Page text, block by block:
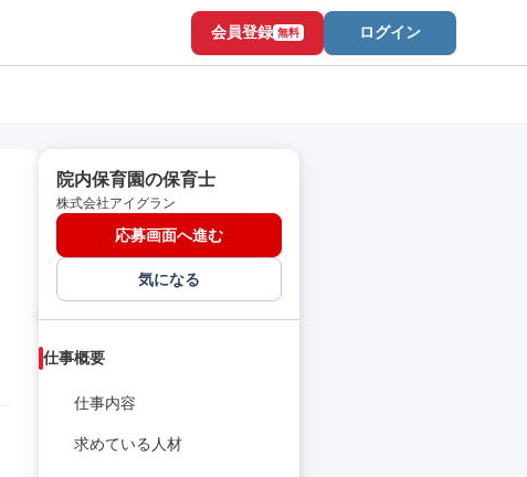
会員登録 無料 ログイン
院内保育園の保育士
株式会社アイグラン
応募画面へ進む
気になる
仕事概要
仕事内容
求めている人材